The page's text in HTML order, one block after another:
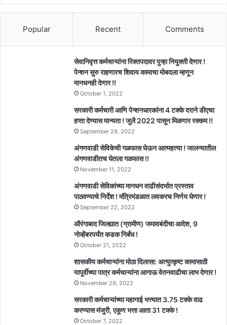
Popular Recent Comments
सेवानिवृत्त कर्मचाऱ्यांना रिक्तपदावर पुन्हा नियुक्ती देणार !
पेन्शन सुरु राहणारच शिवाय कामाचा मोबदला म्हणून
मानधनही देणार !!
October 1, 2022
सरकारी कर्मचारी आणि पेन्शनधारकांना 4 टक्के दराने डीएचा
हप्ता देण्यास मान्यता ! जुलै 2022 पासून मिळणार रक्कम !!
September 29, 2022
अंगणवाडी सेविकेची गळफास घेऊन आत्महत्या ! जालन्यातील
अंगणवाडीतच घेतला गळफास !!
November 11, 2022
अंगणवाडी सेविकांच्या मानधन वाढीसंदर्भात प्रस्ताव
पाठवण्याचे निर्देश ! मंत्रिमंडळात लवकरच निर्णय घेणार !
September 22, 2022
औरंगाबाद जिल्ह्यात (ग्रामीण) जमावबंदीचा आदेश, 9
नोव्हेंबरपर्यंत कडक निर्बंध !
October 21, 2022
शासकीय कर्मचाऱ्यांना मोठा दिलासा: अत्युत्कृष्ट कामासाठी
यापूर्वीच्या पात्र कर्मचाऱ्यांना आगाऊ वेतनवाढीचा लाभ देणार !
November 29, 2022
सरकारी कर्मचाऱ्यांच्या महागाई भत्त्यात 3.75 टक्के वाढ
करण्यास मंजुरी, एकूण भत्ता आता 31 टक्के !
October 7, 2022